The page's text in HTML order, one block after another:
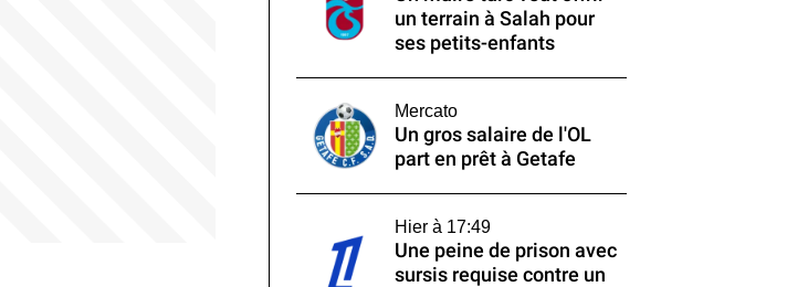
un terrain à Salah pour
ses petits-enfants
Mercato
Un gros salaire de l'OL
part en prêt à Getafe
Hier à 17:49
Une peine de prison avec
sursis requise contre un